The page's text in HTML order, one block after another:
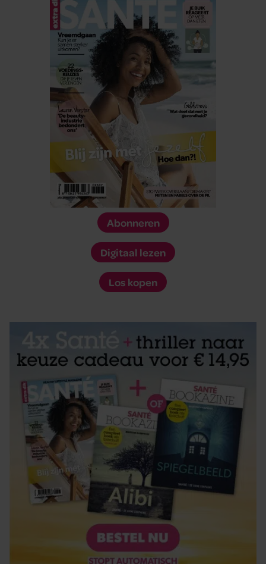
Abonneren
Digitaal lezen
Los kopen